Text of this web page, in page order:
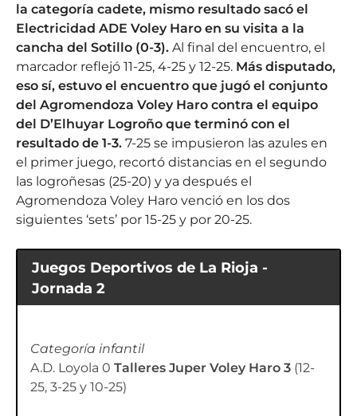
la categoría cadete, mismo resultado sacó el
Electricidad ADE Voley Haro en su visita a la
cancha del Sotillo (0-3). Al final del encuentro, el
marcador reflejó 11-25, 4-25 y 12-25. Más disputado,
eso sí, estuvo el encuentro que jugó el conjunto
del Agromendoza Voley Haro contra el equipo
del D’Elhuyar Logroño que terminó con el
resultado de 1-3. 7-25 se impusieron las azules en
el primer juego, recortó distancias en el segundo
las logroñesas (25-20) y ya después el
Agromendoza Voley Haro venció en los dos
siguientes ‘sets’ por 15-25 y por 20-25.
Juegos Deportivos de La Rioja -
Jornada 2
Categoría infantil
A.D. Loyola 0 Talleres Juper Voley Haro 3 (12-
25, 3-25 y 10-25)